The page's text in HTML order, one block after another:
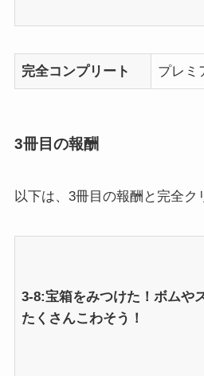
完全コンプリート プレ
3冊目の報酬
以下は、3冊目の報酬と完全ク
3-8:宝箱をみつけた！ボムや
たくさんこわそう！